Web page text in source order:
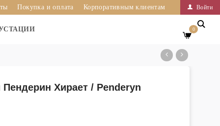
Войти
Покупка и оплата Корпоративным клиентам
0
Хирает / Penderyn